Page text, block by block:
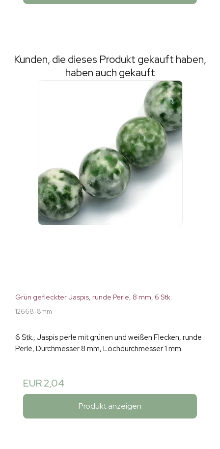
Kunden, die dieses Produkt gekauft haben,
haben auch gekauft
Grün gefleckter Jaspis, runde Perle, 8 mm, 6 Stk.
12668-8mm
6 Stk., Jaspis perle mit grünen und weißen Flecken, runde
Perle, Durchmesser 8 mm, Lochdurchmesser 1 mm.
EUR 2,04
Produkt anzeigen